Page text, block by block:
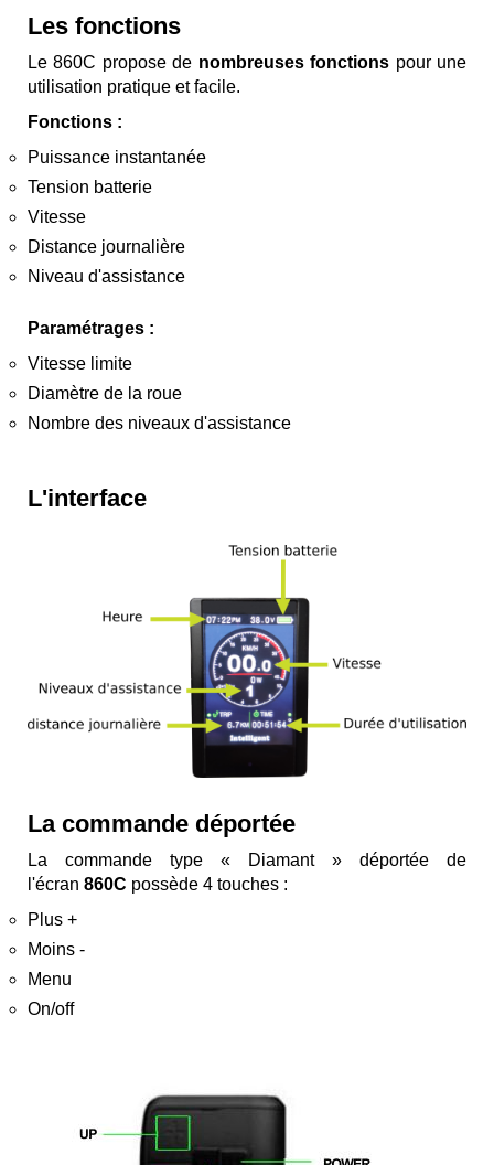
Les fonctions
Le 860C propose de nombreuses fonctions pour une
utilisation pratique et facile.
Fonctions :
Puissance instantanée
Tension batterie
Vitesse
Distance journalière
Niveau d'assistance
Paramétrages :
Vitesse limite
Diamètre de la roue
Nombre des niveaux d'assistance
L'interface
La commande déportée
La commande type « Diamant » déportée de
l'écran 860C possède 4 touches :
Plus +
Moins -
Menu
On/off